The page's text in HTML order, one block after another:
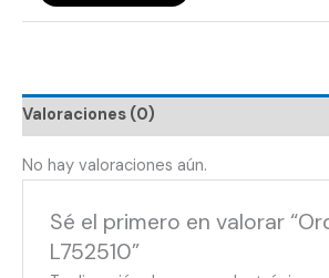
Valoraciones (0)
No hay valoraciones aún.
Sé el primero en valorar
L752510”